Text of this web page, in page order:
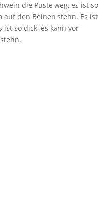
die Puste weg, es ist so
auf den Beinen stehn. Es ist
ist so dick, es kann vor